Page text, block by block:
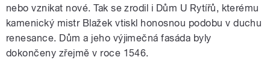
nebo vznikat nové. Tak se zrodil i Dům U Rytířů, kterému
kamenický mistr Blažek vtiskl honosnou podobu v duchu
renesance. Dům a jeho výjimečná fasáda byly
dokončeny zřejmě v roce 1546.